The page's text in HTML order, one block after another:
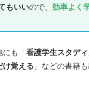
もいいので、 効率よく
も「 看護学生スタデ
け覚える 」などの書籍